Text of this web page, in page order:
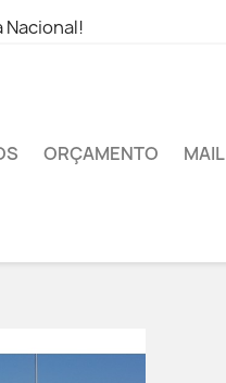
Nacional!
ORÇAMENTO MAIL